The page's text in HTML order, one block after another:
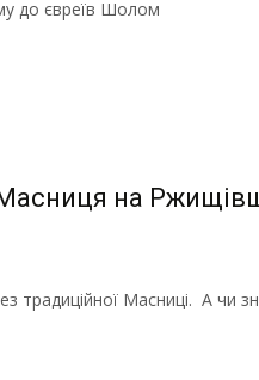
до євреїв Шолом
на
Масниці. А чи